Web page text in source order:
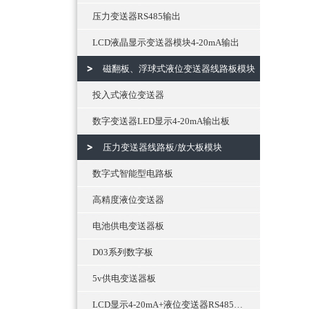
压力变送器RS485输出
LCD液晶显示变送器模块4-20mA输出
磁翻板、浮球式液位变送器线路板模块
投入式液位变送器
数字变送器LED显示4-20mA输出板
压力变送器线路板/放大板模块
数字式智能型电路板
高精度液位变送器
电池供电变送器板
D03系列数字板
5v供电变送器板
LCD显示4-20mA+液位变送器RS485通讯输出